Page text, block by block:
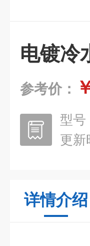
电镀冷
参考价：
型号
更新
详情介绍